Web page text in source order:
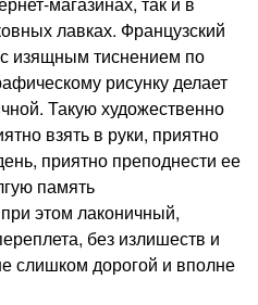
лавках. Французский
изящным тиснением по
рисунку делает
Такую художественно
взять в руки, приятно
приятно преподнести ее
память
этом лаконичный,
без излишеств и
слишком дорогой и вполне